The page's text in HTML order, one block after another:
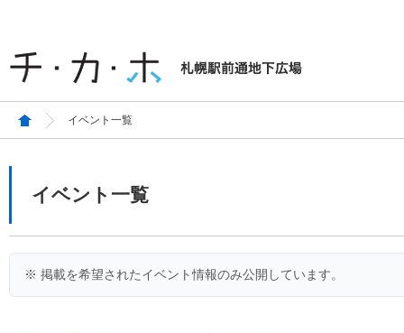
イベント一覧
イベント一覧
※ 掲載を希望されたイベント情報のみ公開しています。